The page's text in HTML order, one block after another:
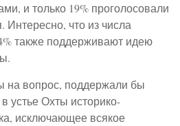
и только 19% проголосовали
Интересно, что из числа
также поддерживают идею
на вопрос, поддержали бы
устье Охты историко-
исключающее всякое